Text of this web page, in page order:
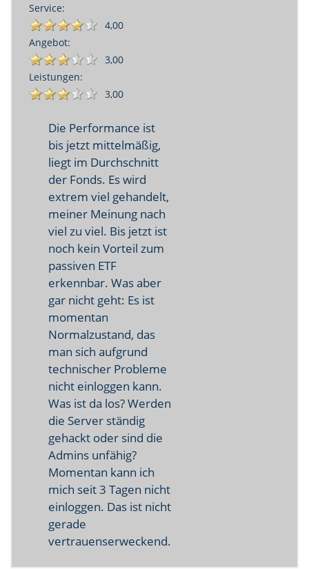
Service:
4,00
Angebot:
3,00
Leistungen:
3,00
Die Performance ist
bis jetzt mittelmäßig,
liegt im Durchschnitt
der Fonds. Es wird
extrem viel gehandelt,
meiner Meinung nach
viel zu viel. Bis jetzt ist
noch kein Vorteil zum
passiven ETF
erkennbar. Was aber
gar nicht geht: Es ist
momentan
Normalzustand, das
man sich aufgrund
technischer Probleme
nicht einloggen kann.
Was ist da los? Werden
die Server ständig
gehackt oder sind die
Admins unfähig?
Momentan kann ich
mich seit 3 Tagen nicht
einloggen. Das ist nicht
gerade
vertrauenserweckend.